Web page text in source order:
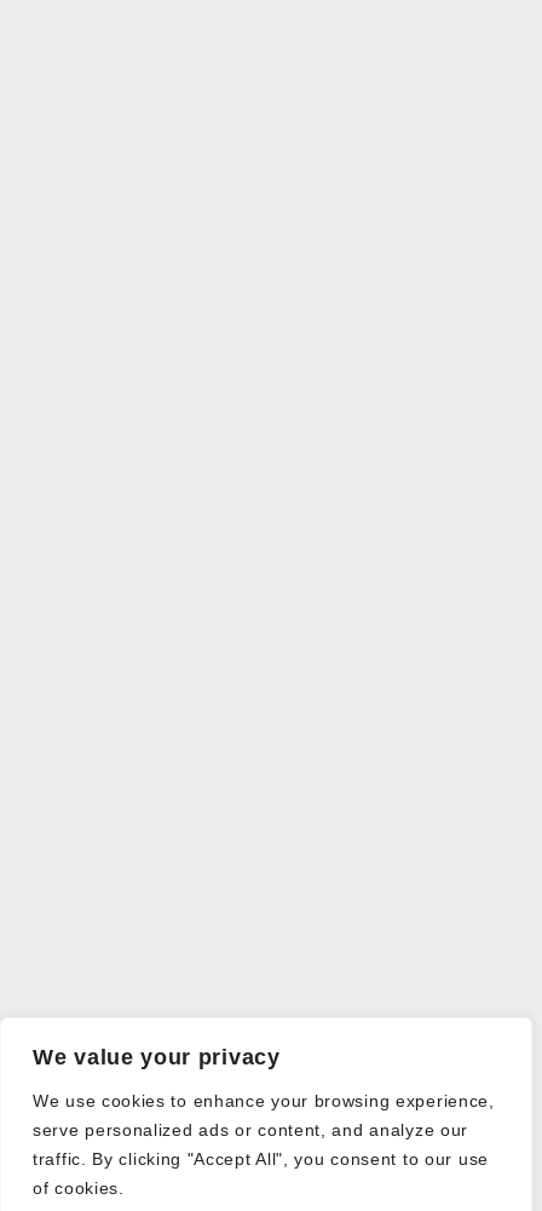
We value your privacy
We use cookies to enhance your browsing experience,
serve personalized ads or content, and analyze our
traffic. By clicking "Accept All", you consent to our use
of cookies.